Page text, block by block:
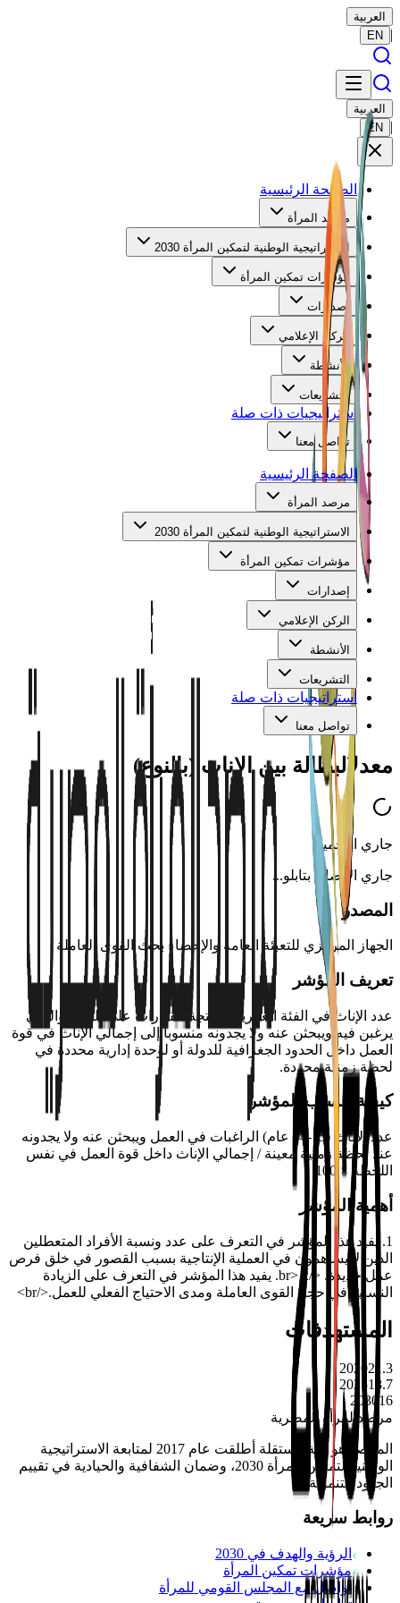
العربية
|
EN
العربية
|
EN
الصفحة الرئيسية
مرصد المرأة
الاستراتيجية الوطنية لتمكين المرأة 2030
مؤشرات تمكين المرأة
إصدارات
الركن الإعلامي
الأنشطة
التشريعات
استراتيجيات ذات صلة
تواصل معنا
الصفحة الرئيسية
مرصد المرأة
الاستراتيجية الوطنية لتمكين المرأة 2030
مؤشرات تمكين المرأة
إصدارات
الركن الإعلامي
الأنشطة
التشريعات
استراتيجيات ذات صلة
تواصل معنا
معدلالبطالة بين الإناث (بالنوع)
جاري التحميل
جاري الاتصال بتابلو...
المصدر
الجهاز المركزي للتعبئة العامة والإحصاء بحث القوى العاملة
تعريف المؤشر
عدد الإناث في الفئة العمرية المنتجة القادرات على العمل واللاتي
يرغبن فيه ويبحثن عنه ولا يجدونه منسوباً إلى إجمالي الإناث في قوة
العمل داخل الحدود الجغرافية للدولة أو لوحدة إدارية محددة في
لحظة زمنية محددة.
كيفية حساب المؤشر
عدد الإناث (15-64 عام) الراغبات في العمل ويبحثن عنه ولا يجدونه
عند لحظة زمنية معينة / إجمالي الإناث داخل قوة العمل في نفس
اللحظة × 100.
أهمية المؤشر
1. يفيد هذا المؤشر في التعرف على عدد ونسبة الأفراد المتعطلين
الذين لا يساهمون في العملية الإنتاجية بسبب القصور في خلق فرص
عمل جديدة. </br> 2. يفيد هذا المؤشر في التعرف على الزيادة
النسبية في حجم القوى العاملة ومدى الاحتياج الفعلي للعمل.</br>
المستهدفات
202021.3
202518.7
2030 16
مرصد المرأة المصرية
المرصد هو آلية مستقلة أطلقت عام 2017 لمتابعة الاستراتيجية
الوطنية لتمكين المرأة 2030، وضمان الشفافية والحيادية في تقييم
الجهود التنموية.
روابط سريعة
الرؤية والهدف في 2030
مؤشرات تمكين المرأة
تواصل مع المجلس القومي للمرأة